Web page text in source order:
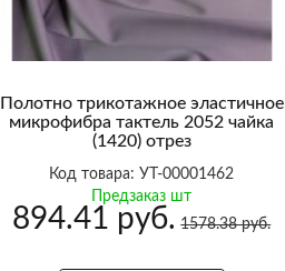
Полотно трикотажное эластичное
микрофибра тактель 2052 чайка
(1420) отрез
Код товара: УТ-00001462
Предзаказ шт
894.41 руб. 1578.38 руб.